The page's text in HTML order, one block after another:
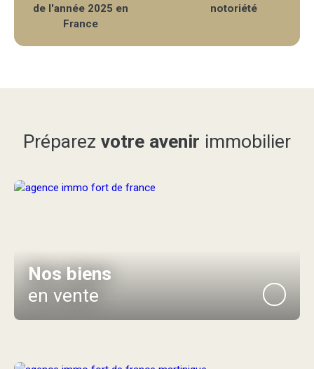
de l'année 2025 en
France
notoriété
Préparez votre avenir immobilier
Nos biens
en vente